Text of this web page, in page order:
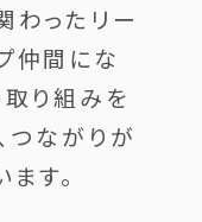
わったリー
仲間にな
取り組みを
つながりが
す。